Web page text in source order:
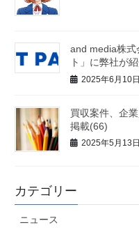
and media株式
ト」に弊社が
2025年6月10日
買収案件、企
掲載(66)
2025年5月13日
カテゴリー
ニュース